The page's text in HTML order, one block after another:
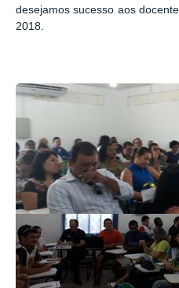
desejamos sucesso aos
2018.